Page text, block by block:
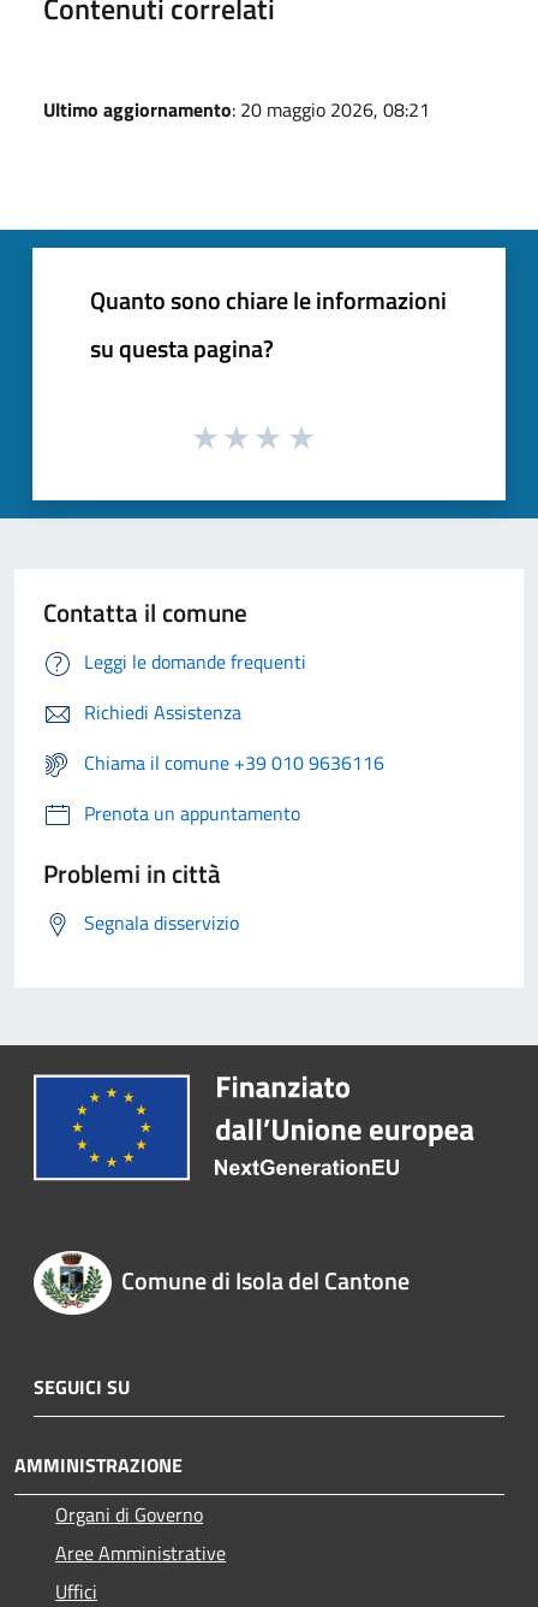
Ultimo aggiornamento: 20 maggio 2026, 08:21
Quanto sono chiare le informazioni
su questa pagina?
Contatta il comune
Leggi le domande frequenti
Richiedi Assistenza
Chiama il comune +39 010 9636116
Prenota un appuntamento
Problemi in città
Segnala disservizio
Comune di Isola del Cantone
SEGUICI SU
AMMINISTRAZIONE
Organi di Governo
Aree Amministrative
Uffici